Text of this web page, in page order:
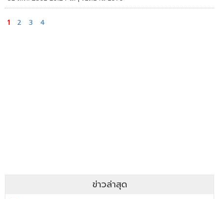
1 2 3 4
ข่าวล่าสุด